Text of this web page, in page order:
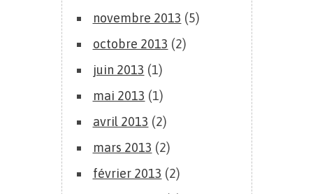
novembre 2013 (5)
octobre 2013 (2)
juin 2013 (1)
mai 2013 (1)
avril 2013 (2)
mars 2013 (2)
février 2013 (2)